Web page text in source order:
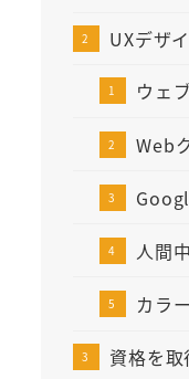
UXデザ
ウェ
Web
人間
カラ
資格を